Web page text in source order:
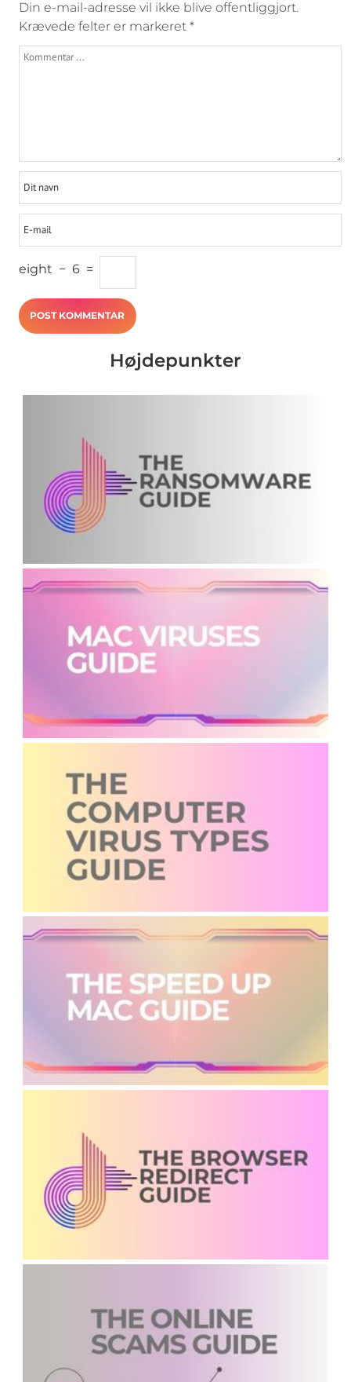
Din e-mail-adresse vil ikke blive offentliggjort.
Krævede felter er markeret *
eight − 6 =
Højdepunkter